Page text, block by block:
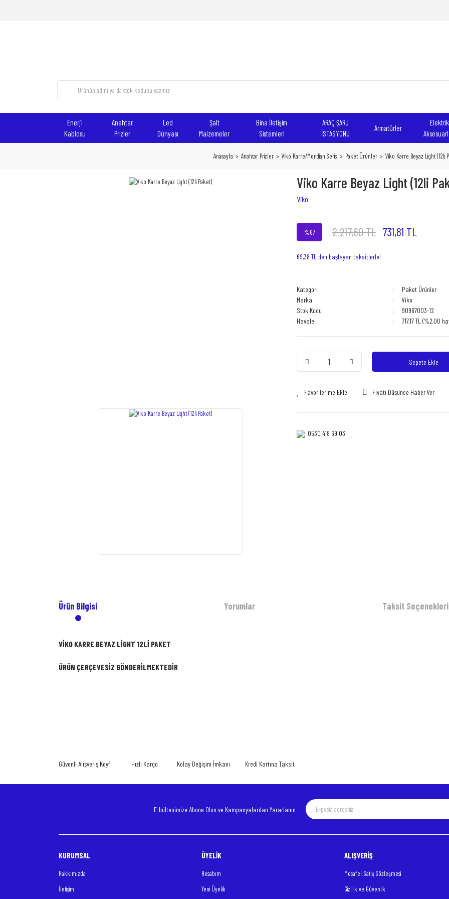
Enerji
Kablosu
Anahtar
Prizler
Led
Dünyası
Şalt
Malzemeler
Bina İletişim
Sistemleri
ARAÇ ŞARJ
İSTASYONU
Armatürler
Elektrik
Anasayfa Anahtar Prizler Viko Karre/Meridian Serisi Paket Ürünler Viko Karre Beyaz Light (12li
Viko Karre Beyaz Light (12li
Viko
%67 2.217,60 TL 731,81 TL
69,38 TL den başlayan taksitlerle!
Kategori
Paket Ürünler
Marka
Viko
Stok Kodu
90967003-12
Havale
717,17 TL (%2,00
Sepete Ekle
Fiyatı Düşünce Haber Ver
0530 418 69 03‎‎
Ürün Bilgisi Yorumlar Taksit Seçenekleri
VİKO KARRE BEYAZ LİGHT 12Lİ PAKET
ÜRÜN ÇERÇEVESİZ GÖNDERİLMEKTEDİR
Ürün bilgilerinde hatalar bulunuyor.
Ürün fiyatı diğer sitelerden daha pahalı.
Gönder
Güvenli Alışveriş Keyfi Hızlı Kargo Kolay Değişim İmkanı Kredi Kartına Taksit
E-bültenimize Abone Olun ve Kampanyalardan Yararlanın
KURUMSAL
Hakkımızda
İletişim
ÜYELİK
Hesabım
Yeni Üyelik
ALIŞVERİŞ
Mesafeli Satış Sözleşmesi
Gizlilik ve Güvenlik